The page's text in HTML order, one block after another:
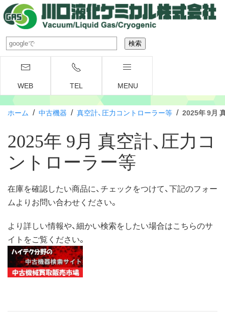
WEB TEL MENU
ホーム / 中古機器 / 真空計、圧力コントローラー等 / 2025年 9月
2025年 9月 真空計、圧力コ
ントローラー等
在庫を確認したい商品に、チェックをつけて、下記のフォー
ムよりお問い合わせください。
より詳しい情報や、細かい検索をしたい場合はこちらのサ
イトをご覧ください。